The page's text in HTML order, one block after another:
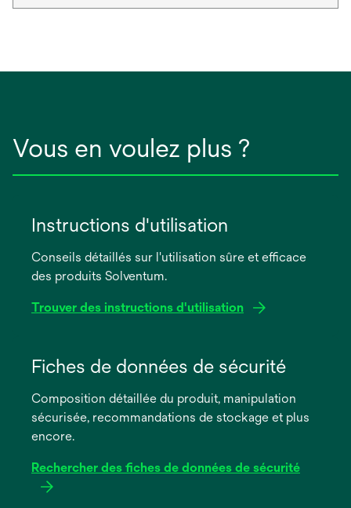
Vous en voulez plus ?
Instructions d'utilisation
Conseils détaillés sur l'utilisation sûre et efficace
des produits Solventum.
Trouver des instructions d'utilisation
dans
nouvel
onglet
Fiches de données de sécurité
Composition détaillée du produit, manipulation
sécurisée, recommandations de stockage et plus
encore.
Rechercher des fiches de données de sécurité